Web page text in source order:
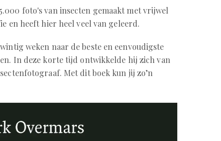
foto's van insecten gemaakt met vrijwel
en heeft hier heel veel van geleerd.
weken naar de beste en eenvoudigste
In deze korte tijd ontwikkelde hij zich van
Met dit boek kun jij zo’n